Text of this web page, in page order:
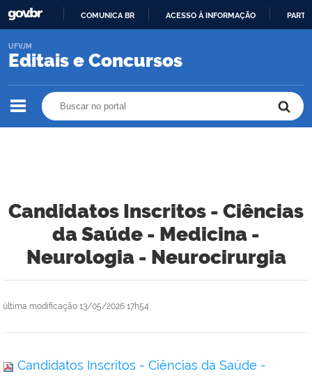
O
COMUNICA BR ACESSO À INFORMAÇÃO
Editais e Concursos
UFVJM
Candidatos Inscritos - Ciências
da Saúde - Medicina -
Neurologia - Neurocirurgia
última modificação 13/05/2026 17h54
Candidatos Inscritos - Ciências da Saúde -